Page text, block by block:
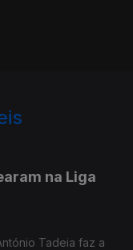
na Liga
Tadeia faz a